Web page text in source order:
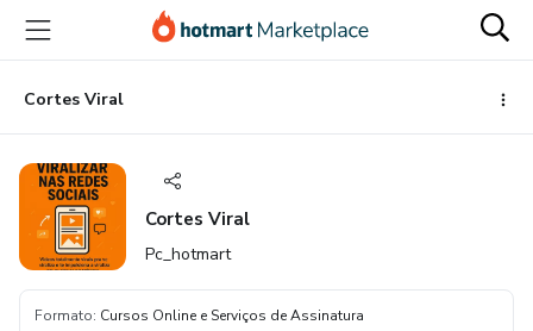
para
conteúdo
principal
para
pagamento
para
rodapé
Cortes Viral
Cortes Viral
Pc_hotmart
Formato: Cursos Online e Serviços de Assinatura